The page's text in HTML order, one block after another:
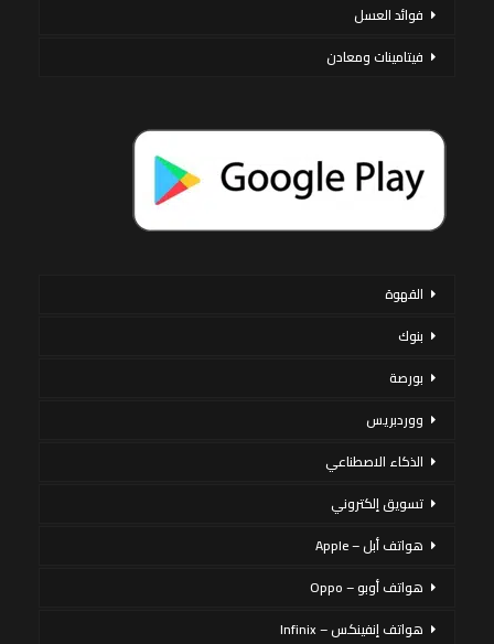
فوائد العسل
فيتامينات ومعادن
القهوة
بنوك
بورصة
ووردبريس
الذكاء الاصطناعي
تسويق إلكتروني
هواتف أبل – Apple
هواتف أوبو – Oppo
هواتف إنفينكس – Infinix